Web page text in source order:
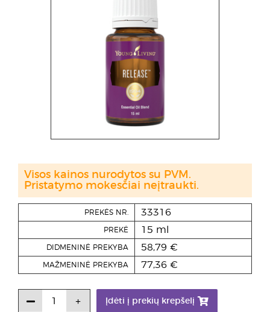
PREKĖS NR. 33316
PREKĖ 15 ml
DIDMENINĖ PREKYBA 58,79 €
MAŽMENINĖ PREKYBA 77,36 €
Įdėti į prekių krepšelį
Visos kainos nurodytos su PVM.
Pristatymo mokesčiai neįtraukti.